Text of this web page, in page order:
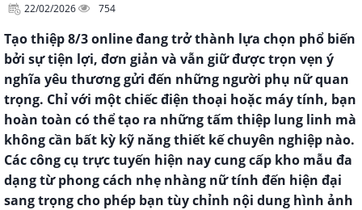
22/02/2026 754
Tạo thiệp 8/3 online đang trở thành lựa chọn phổ biến
bởi sự tiện lợi, đơn giản và vẫn giữ được trọn vẹn ý
nghĩa yêu thương gửi đến những người phụ nữ quan
trọng. Chỉ với một chiếc điện thoại hoặc máy tính, bạn
hoàn toàn có thể tạo ra những tấm thiệp lung linh mà
không cần bất kỳ kỹ năng thiết kế chuyên nghiệp nào.
Các công cụ trực tuyến hiện nay cung cấp kho mẫu đa
dạng từ phong cách nhẹ nhàng nữ tính đến hiện đại
sang trọng cho phép bạn tùy chỉnh nội dung hình ảnh